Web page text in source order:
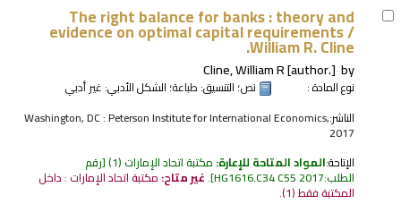
The right balance for banks : theory and
evidence on optimal capital requirements /
William R. Cline.
by
Cline, William R[author.]
نوع المادة : نص؛ التنسيق: طباعة؛ الشكل الأدبي: غير أدبي
الناشر:Washington, DC : Peterson Institute for International Economics,
2017
الإتاحة:المواد المتاحة للإعارة: مكتبة اتحاد الإمارات (1) رقم
الطلب:HG1616.C34 C55 2017
.غير متاح: مكتبة اتحاد الإمارات : داخل
المكتبة فقط(1).